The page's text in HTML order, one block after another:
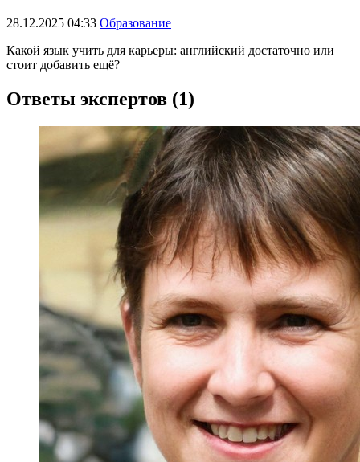
28.12.2025 04:33 Образование
Какой язык учить для карьеры: английский достаточно или
стоит добавить ещё?
Ответы экспертов (1)